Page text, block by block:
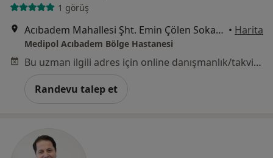
1 görüş
Acıbadem Mahallesi Şht. Emin Çölen Sokağı No:4, Kadıköy • Harita
Medipol Acıbadem Bölge Hastanesi
Bu uzman ilgili adres için online danışmanlık/takvim sunmuyor.
Randevu talep et